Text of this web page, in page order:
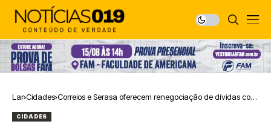
Lar Cidades Correios e Serasa oferecem renegociação de dívidas com
CIDADES